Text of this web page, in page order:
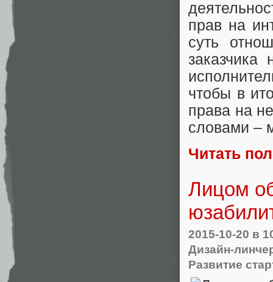
прав на
суть
заказчика
чтобы в
права на
словами –
Читать
Лицом
2015-10-20 в
Дизайн-
Развитие